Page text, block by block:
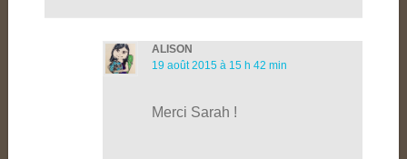
ALISON
19 août 2015 à 15 h 42 min
Merci Sarah !